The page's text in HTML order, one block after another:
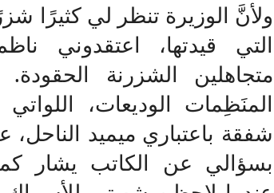
ولأنَّ الوزيرة تنظر لي كثيرًا
التي قيدتها، اعتقدوني
متجاهلين الشزرنة
المنَظِمات الوديعات،
شفقة باعتباري ميميد
بسؤالي عن الكاتب يشار